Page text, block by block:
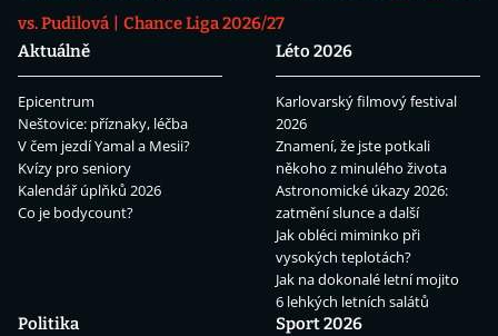
vs. Pudilová
Chance Liga 2026/27
Aktuálně
Epicentrum
Neštovice: příznaky, léčba
V čem jezdí Yamal a Mesii?
Kvízy pro seniory
Kalendář úplňků 2026
Co je bodycount?
Léto 2026
Karlovarský filmový festival
2026
Znamení, že jste potkali
někoho z minulého života
Astronomické úkazy 2026:
zatmění slunce a další
Jak obléci miminko při
vysokých teplotách?
Jak na dokonalé letní mojito
6 lehkých letních salátů
Politika
Sport 2026